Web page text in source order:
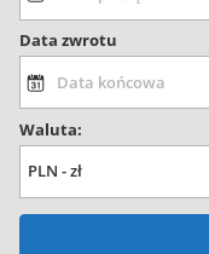
Data zwrotu
Waluta: